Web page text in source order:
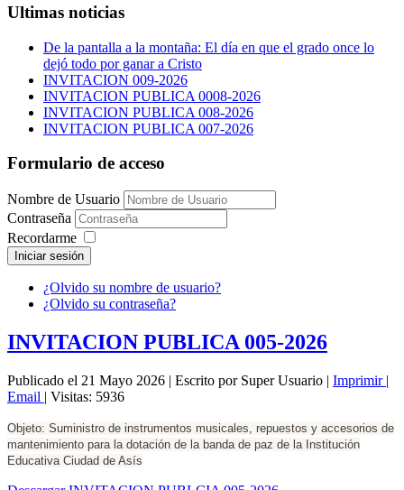
Ultimas noticias
De la pantalla a la montaña: El día en que el grado once lo
dejó todo por ganar a Cristo
INVITACION 009-2026
INVITACION PUBLICA 0008-2026
INVITACION PUBLICA 008-2026
INVITACION PUBLICA 007-2026
Formulario de acceso
Nombre de Usuario
Contraseña
Recordarme
Iniciar sesión
¿Olvido su nombre de usuario?
¿Olvido su contraseña?
INVITACION PUBLICA 005-2026
Publicado el 21 Mayo 2026 | Escrito por Super Usuario | Imprimir |
Email | Visitas: 5936
Objeto: Suministro de instrumentos musicales, repuestos y accesorios de
mantenimiento para la dotación de la banda de paz de la Institución
Educativa Ciudad de Asís